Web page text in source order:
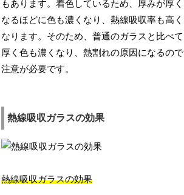
もあります。着色しているため、厚みが厚く
なるほどに色も濃くなり、熱線吸収率も高く
なります。そのため、普通のガラスと比べて
厚く色も濃くなり、熱割れの原因になるので
注意が必要です。
熱線吸収ガラスの効果
熱線吸収ガラスの効果